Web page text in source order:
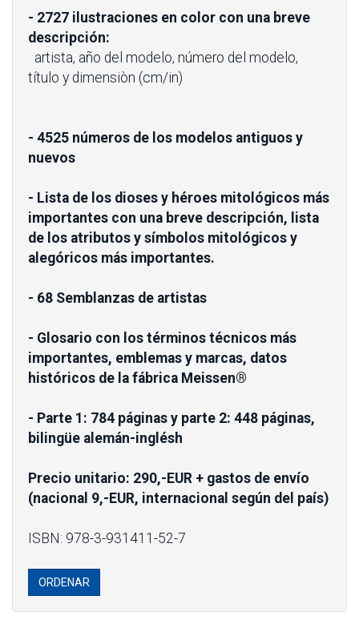
- 2727 ilustraciones en color con una breve
descripción:
artista, año del modelo, número del modelo,
título y dimensiòn (cm/in)
- 4525 números de los modelos antiguos y
nuevos
- Lista de los dioses y héroes mitológicos más
importantes con una breve descripción, lista
de los atributos y símbolos mitológicos y
alegóricos más importantes.
- 68 Semblanzas de artistas
- Glosario con los términos técnicos más
importantes, emblemas y marcas, datos
históricos de la fábrica Meissen®
- Parte 1: 784 páginas y parte 2: 448 páginas,
bilingüe alemán-inglésh
Precio unitario: 290,-EUR + gastos de envío
(nacional 9,-EUR, internacional según del país)
ISBN: 978-3-931411-52-7
ORDENAR